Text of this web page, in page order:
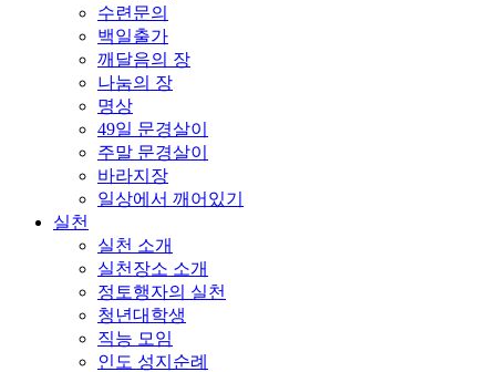
수련문의
백일출가
깨달음의 장
나눔의 장
명상
49일 문경살이
주말 문경살이
바라지장
일상에서 깨어있기
실천
실천 소개
실천장소 소개
정토행자의 실천
청년대학생
직능 모임
인도 성지순례